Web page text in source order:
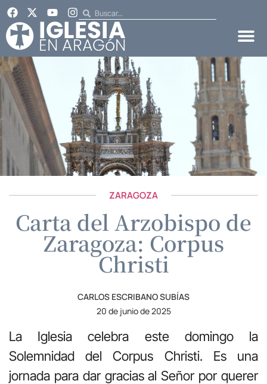
ZARAGOZA
Carta del Arzobispo de
Zaragoza: Corpus
Christi
CARLOS ESCRIBANO SUBÍAS
20 de junio de 2025
La Iglesia celebra este domingo la
Solemnidad del Corpus Christi. Es una
jornada para dar gracias al Señor por querer